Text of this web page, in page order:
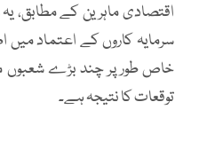
اقتصادی ماہرین کے مطابق،
سرمایہ کاروں کے اعتماد میں
خاص طور پر چند بڑے شعبوں
توقعات کا نتیجہ ہے۔